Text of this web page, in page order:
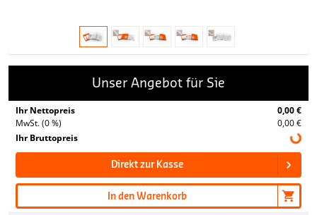
Unser Angebot für Sie
Ihr Nettopreis
0,00 €
MwSt. (0 %)
0,00 €
Ihr Bruttopreis
Direkt zur Kasse
In den Warenkorb